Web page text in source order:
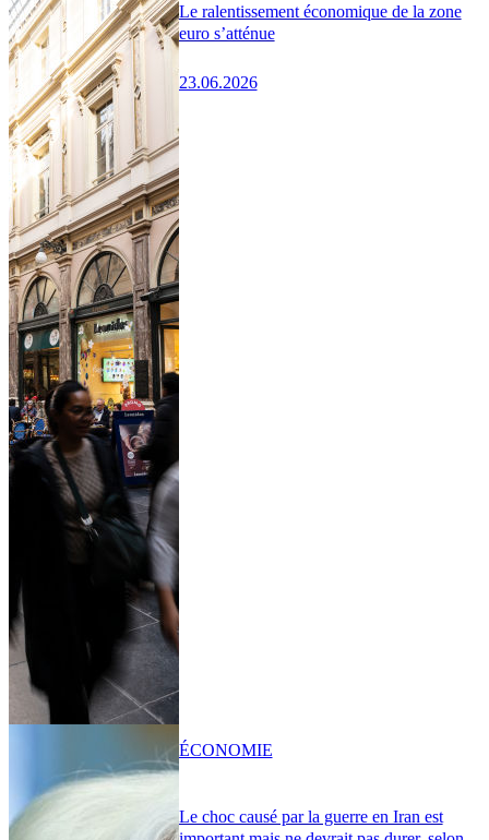
Le ralentissement économique de la zone
euro s’atténue
23.06.2026
Le choc causé par la guerre en Iran est
ÉCONOMIE